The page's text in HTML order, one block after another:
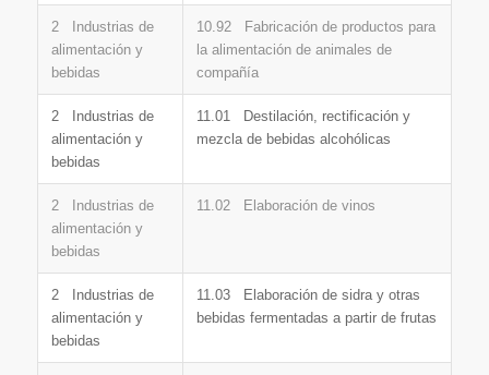
2 Industrias de
alimentación y
bebidas
10.92 Fabricación de productos para
la alimentación de animales de
compañía
2 Industrias de
alimentación y
bebidas
11.01 Destilación, rectificación y
mezcla de bebidas alcohólicas
2 Industrias de
alimentación y
bebidas
11.02 Elaboración de vinos
2 Industrias de
alimentación y
bebidas
11.03 Elaboración de sidra y otras
bebidas fermentadas a partir de frutas